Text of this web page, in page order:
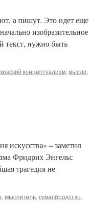
а пишут. Это идет еще
изобразительное
текст, нужно быть
концептуализм, мысли,
искусства» – заметил
Фридрих Энгельс
трагедия не
, мыслитель, сумасбродство,